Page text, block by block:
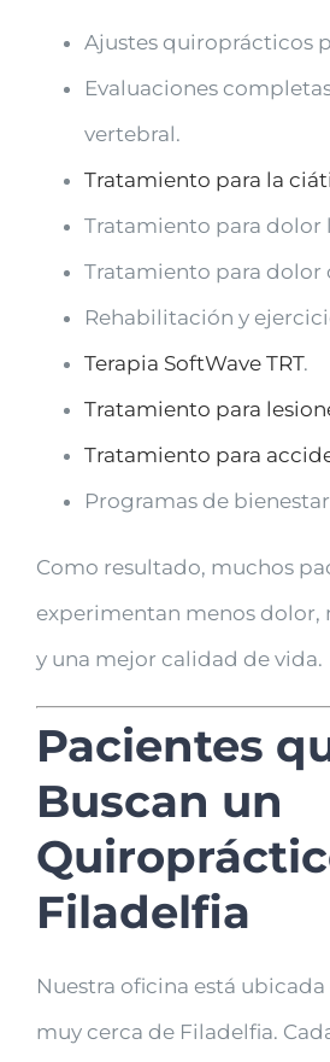
Ajustes quiroprácticos
Evaluaciones
vertebral.
Tratamiento para la
Tratamiento para dolor
Tratamiento para dolor
Rehabilitación y
Terapia SoftWave TRT.
Tratamiento para
Tratamiento para
Programas de
Como resultado, muchos
experimentan menos dolor,
y una mejor calidad de vida.
Pacientes
Buscan un
Filadelfia
Nuestra oficina está ubicada
muy cerca de Filadelfia.